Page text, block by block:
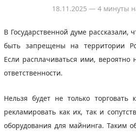
18.11.2025 — 4 минуты
В Государственной думе рассказали,
быть запрещены на территории
Если расплачиваться ими, вероятно
ответственности.
Нельзя будет не только торговать
рекламировать как их, так и
оборудования для майнинга. Таким